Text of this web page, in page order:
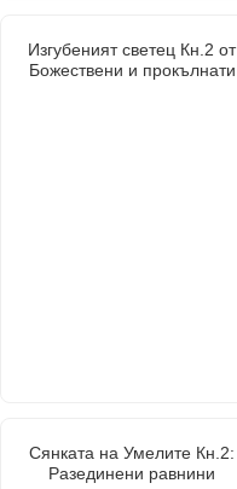
Изгубеният светец Кн.2 от
Божествени и прокълнати
Сянката на Умелите Кн.2:
Разединени равнини